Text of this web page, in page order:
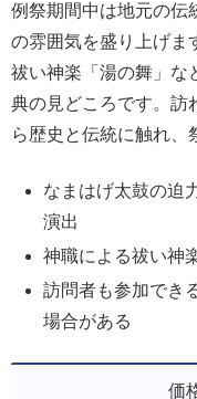
例祭期間中は地元の伝
の雰囲気を盛り上げま
祓い神楽「湯の舞」な
典の見どころです。訪
ら歴史と伝統に触れ、
なまはげ太鼓の迫
演出
神職による祓い神
訪問者も参加でき
場合がある
価